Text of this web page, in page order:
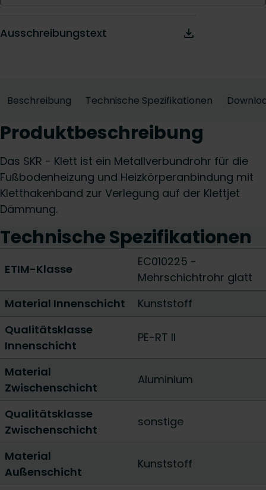
Ausschreibungstext
Beschreibung Technische Spezifikationen
Produktbeschreibung
Das SKR - Klett ist ein Metallverbundrohr für die
Fußbodenheizung und Heizkörperanbindung mit
Kletthakenband zur Verlegung auf der Klettjet
Dämmung.
Technische Spezifikationen
ETIM-Klasse
EC010225 -
Mehrschichtrohr glatt
Material Innenschicht
Kunststoff
Qualitätsklasse
Innenschicht
PE-RT II
Material
Zwischenschicht
Aluminium
Qualitätsklasse
Zwischenschicht
sonstige
Material
Außenschicht
Kunststoff